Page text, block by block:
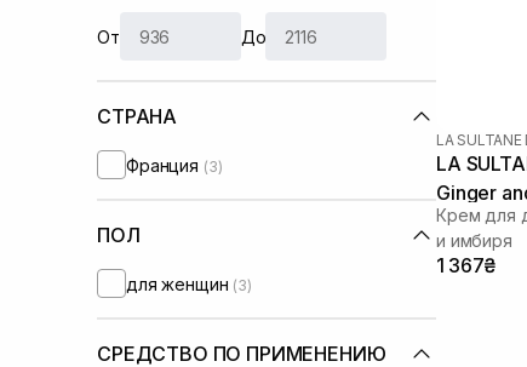
От До
СТРАНА
Франция (3)
ПОЛ
для женщин (3)
СРЕДСТВО ПО ПРИМЕНЕНИЮ
LA SULTANE
LA
Ginger
Крем для
и имбиря
1 367₴